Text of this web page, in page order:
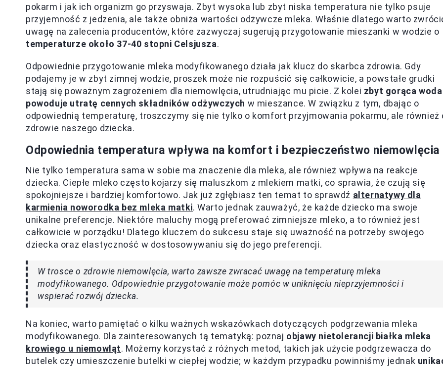
pokarm i jak ich organizm go przyswaja. Zbyt wysoka lub zbyt niska temperatura nie tylko psuje
przyjemność z jedzenia, ale także obniża wartości odżywcze mleka. Właśnie dlatego warto
uwagę na zalecenia producentów, które zazwyczaj sugerują przygotowanie mieszanki w wodzie o
temperaturze około 37-40 stopni Celsjusza.
Odpowiednie przygotowanie mleka modyfikowanego działa jak klucz do skarbca zdrowia. Gdy
podajemy je w zbyt zimnej wodzie, proszek może nie rozpuścić się całkowicie, a powstałe grudki
stają się poważnym zagrożeniem dla niemowlęcia, utrudniając mu picie. Z kolei zbyt gorąca woda
powoduje utratę cennych składników odżywczych w mieszance. W związku z tym, dbając o
odpowiednią temperaturę, troszczymy się nie tylko o komfort przyjmowania pokarmu, ale również
zdrowie naszego dziecka.
Odpowiednia temperatura wpływa na komfort i bezpieczeństwo niemowlęcia
Nie tylko temperatura sama w sobie ma znaczenie dla mleka, ale również wpływa na reakcje
dziecka. Ciepłe mleko często kojarzy się maluszkom z mlekiem matki, co sprawia, że czują się
spokojniejsze i bardziej komfortowo. Jak już zgłębiasz ten temat to sprawdź alternatywy dla
karmienia noworodka bez mleka matki. Warto jednak zauważyć, że każde dziecko ma swoje
unikalne preferencje. Niektóre maluchy mogą preferować zimniejsze mleko, a to również jest
całkowicie w porządku! Dlatego kluczem do sukcesu staje się uważność na potrzeby swojego
dziecka oraz elastyczność w dostosowywaniu się do jego preferencji.
W trosce o zdrowie niemowlęcia, warto zawsze zwracać uwagę na temperaturę mleka
modyfikowanego. Odpowiednie przygotowanie może pomóc w uniknięciu nieprzyjemności i
wspierać rozwój dziecka.
Na koniec, warto pamiętać o kilku ważnych wskazówkach dotyczących podgrzewania mleka
modyfikowanego. Dla zainteresowanych tą tematyką: poznaj objawy nietolerancji białka mleka
krowiego u niemowląt. Możemy korzystać z różnych metod, takich jak użycie podgrzewacza do
butelek czy umieszczenie butelki w ciepłej wodzie; w każdym przypadku powinniśmy jednak